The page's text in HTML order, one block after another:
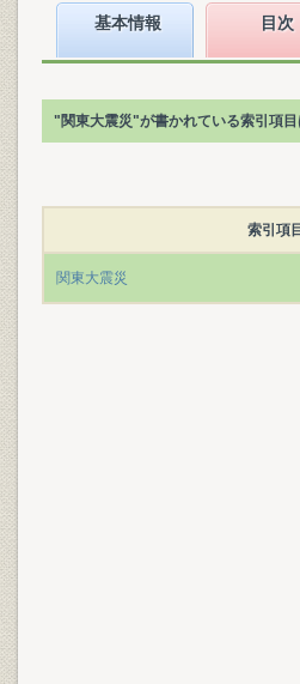
基本情報 目次
"関東大震災"が書かれている索引項目
索引項目
関東大震災